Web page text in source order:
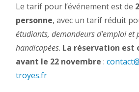
Le tarif pour l’événement est de
personne, avec un tarif réduit
étudiants, demandeurs d’emploi et
handicapées. La réservation est
avant le 22 novembre :
troyes.fr